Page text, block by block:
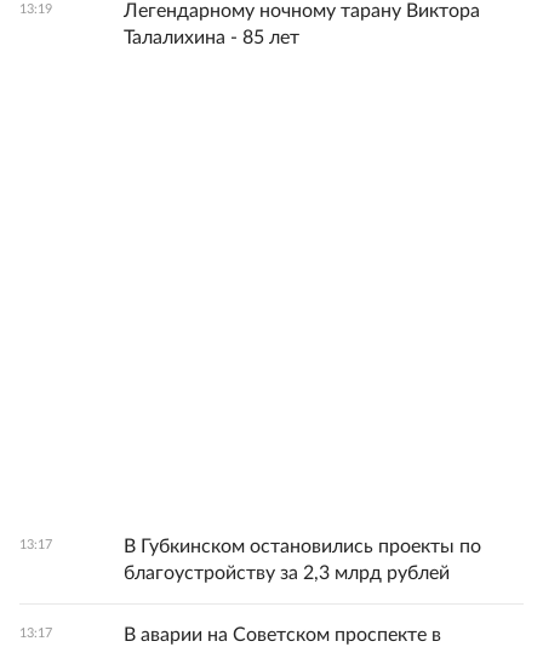
13:19
Легендарному ночному тарану Виктора
Талалихина - 85 лет
13:17
В Губкинском остановились проекты по
благоустройству за 2,3 млрд рублей
13:17
В аварии на Советском проспекте в